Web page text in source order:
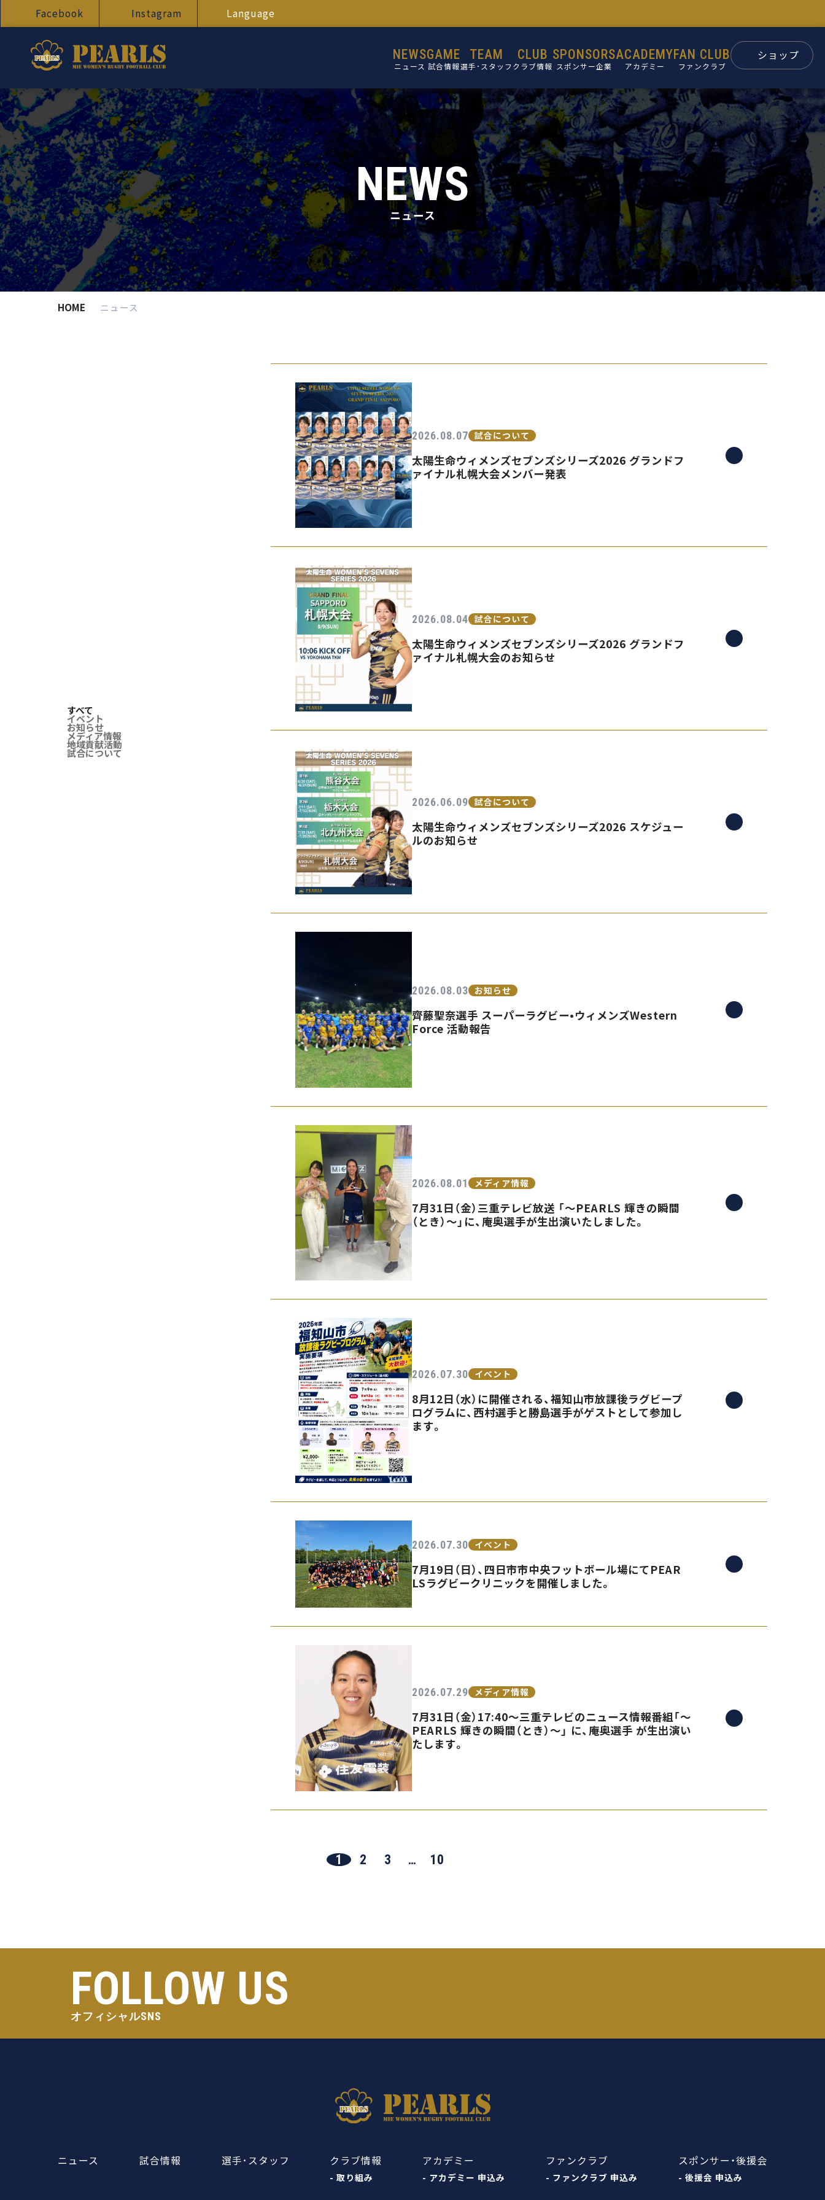
Facebook Instagram Language
NEWS
ニュース
GAME
試合情報
TEAM
選手･スタッフ
選手
スタッフ
CLUB
クラブ情報
設立目的
活動理念
ミッション
ビジョン
コア・バリュー
クラブ概要
施設紹介
クラブ沿革
PEARLSの取り組み
SPONSORS
スポンサー企業
スポンサー
パートナー
後援会
ACADEMY
アカデミー
FAN CLUB
ファンクラブ
ショップ
NEWS
ニュース
HOME ニュース
すべて
イベント
お知らせ
メディア情報
地域貢献活動
試合について
2026.08.07 試合について
太陽生命ウィメンズセブンズシリーズ2026 グランドフ
ァイナル札幌大会メンバー発表
2026.08.04 試合について
太陽生命ウィメンズセブンズシリーズ2026 グランドフ
ァイナル札幌大会のお知らせ
2026.06.09 試合について
太陽生命ウィメンズセブンズシリーズ2026 スケジュー
ルのお知らせ
2026.08.03 お知らせ
齊藤聖奈選手 スーパーラグビー•ウィメンズWestern
Force 活動報告
2026.08.01 メディア情報
7月31日（金）三重テレビ放送 「〜PEARLS 輝きの瞬間
（とき）〜」に、庵奥選手が生出演いたしました。
2026.07.30 イベント
8月12日（水）に開催される、福知山市放課後ラグビープ
ログラムに、西村選手と勝島選手がゲストとして参加し
ます。
2026.07.30 イベント
7月19日（日）、四日市市中央フットボール場にてPEAR
LSラグビークリニックを開催しました。
2026.07.29 メディア情報
7月31日（金）17:40〜三重テレビのニュース情報番組「〜
PEARLS 輝きの瞬間（とき）〜」 に、庵奥選手 が生出演い
たします。
1 2 3 … 10
FOLLOW US
オフィシャルSNS
ニュース 試合情報 選手･スタッフ クラブ情報
- 取り組み
アカデミー
- アカデミー 申込み
ファンクラブ
- ファンクラブ 申込み
スポンサー・後援会
- 後援会 申込み